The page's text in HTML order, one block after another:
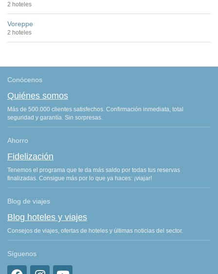
2 hoteles
Voreppe
2 hoteles
Conócenos
Quiénes somos
Más de 500.000 clientes satisfechos. Confirmación inmediata, total
seguridad y garantía. Sin sorpresas.
Ahorro
Fidelización
Tenemos el programa que te da más saldo por todas tus reservas
finalizadas. Consigue más por lo que ya haces: ¡viajar!
Blog de viajes
Blog hoteles y viajes
Consejos de viajes, ofertas de hoteles y últimas noticias del sector.
Síguenos